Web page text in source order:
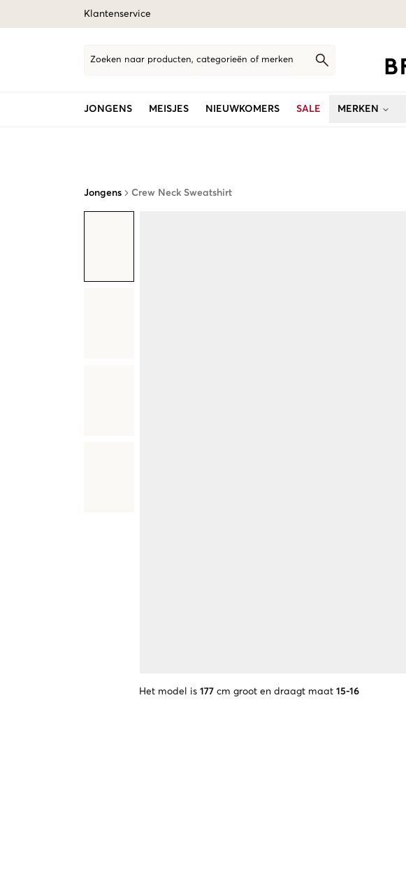
Klantenservice
Zoeken naar producten, categorieën of merken
JONGENS MEISJES NIEUWKOMERS SALE MERKEN
Jongens Crew Neck Sweatshirt
Het model is 177 cm groot en draagt maat 15-16